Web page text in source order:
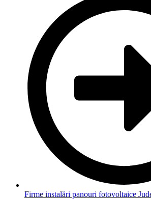
Firme instalări panouri fotovoltaice